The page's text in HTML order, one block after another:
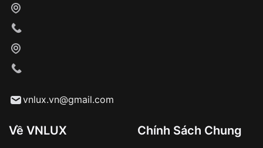
Từ khóa SEO:
vnlux.vn@gmail.com
Về VNLUX Chính Sách Chung